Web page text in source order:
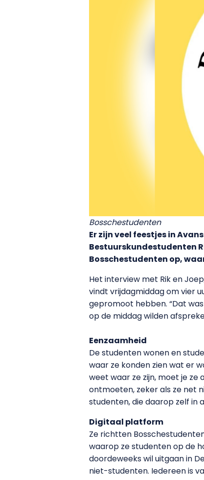
Bosschestudenten
Er zijn veel feestjes in
Bestuurskundestudenten
Bosschestudenten op,
Het interview met Rik en
vindt vrijdagmiddag om vier
gepromoot hebben. “Dat
op de middag wilden
Eenzaamheid
De studenten wonen en
waar ze konden zien wat er
weet waar ze zijn, moet je ze
ontmoeten, zeker als ze net
studenten, die daarop zelf in
Digitaal platform
Ze richtten
waarop ze studenten op de
doordeweeks wil uitgaan in
niet-studenten. Iedereen is